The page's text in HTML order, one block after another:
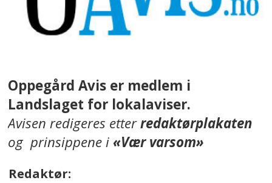
Oppegård Avis er medlem i
Landslaget for lokalaviser.
Avisen redigeres etterredaktørplakaten
og prinsippene i«Vær varsom»
Redaktør: